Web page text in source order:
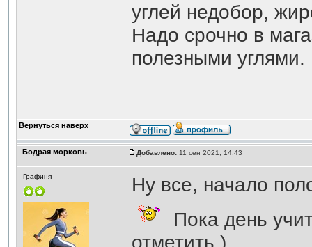
углей недобор,
Надо срочно в
полезными углями.
Вернуться наверх
Бодрая морковь Добавлено:11 сен 2021, 14:43
Графиня
Ну все, начало
Пока день
отметить )